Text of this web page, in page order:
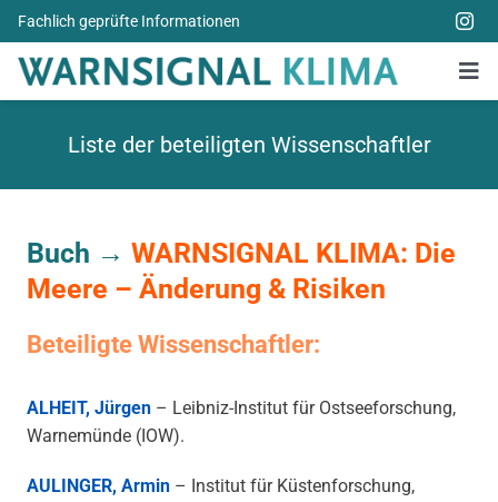
Zum
Inhalt
springen
Fachlich geprüfte Informationen
Weitere Themen
Aktuelles
Liste der beteiligten Wissenschaftler
Buch → WARNSIGNAL KLIMA: Die
Meere – Änderung & Risiken
Beteiligte Wissenschaftler:
ALHEIT, Jürgen – Leibniz-Institut für Ostseeforschung,
Warnemünde (IOW).
AULINGER, Armin – Institut für Küstenforschung,